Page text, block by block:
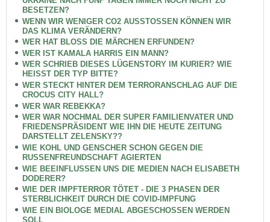
BESETZEN?
WENN WIR WENIGER CO2 AUSSTOSSEN KÖNNEN WIR
DAS KLIMA VERÄNDERN?
WER HAT BLOSS DIE MÄRCHEN ERFUNDEN?
WER IST KAMALA HARRIS EIN MANN?
WER SCHRIEB DIESES LÜGENSTORY IM KURIER? WIE
HEISST DER TYP BITTE?
WER STECKT HINTER DEM TERRORANSCHLAG AUF DIE
CROCUS CITY HALL?
WER WAR REBEKKA?
WER WAR NOCHMAL DER SUPER FAMILIENVATER UND
FRIEDENSPRÄSIDENT WIE IHN DIE HEUTE ZEITUNG
DARSTELLT ZELENSKY??
WIE KOHL UND GENSCHER SCHON GEGEN DIE
RUSSENFREUNDSCHAFT AGIERTEN
WIE BEEINFLUSSEN UNS DIE MEDIEN NACH ELISABETH
DODERER?
WIE DER IMPFTERROR TÖTET - DIE 3 PHASEN DER
STERBLICHKEIT DURCH DIE COVID-IMPFUNG
WIE EIN BIOLOGE MEDIAL ABGESCHOSSEN WERDEN
SOLL